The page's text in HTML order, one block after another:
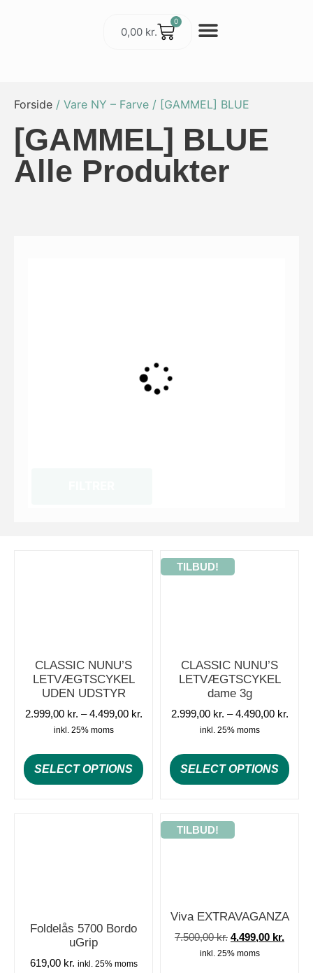
0,00 kr.
0
Forside / Vare NY – Farve / [GAMMEL] BLUE
[GAMMEL] BLUE
Alle Produkter
CLASSIC NUNU’S
LETVÆGTSCYKEL
UDEN UDSTYR
2.999,00 kr. – 4.499,00 kr.
inkl. 25% moms
SELECT OPTIONS
TILBUD!
CLASSIC NUNU’S
LETVÆGTSCYKEL
dame 3g
2.999,00 kr. – 4.490,00 kr.
inkl. 25% moms
SELECT OPTIONS
Foldelås 5700 Bordo
uGrip
619,00 kr. inkl. 25% moms
TILBUD!
Viva EXTRAVAGANZA
7.500,00kr. 4.499,00 kr.
inkl. 25% moms